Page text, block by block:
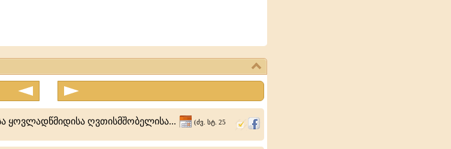
ყოვლადწმიდისა ღვთისმშობელისა...
(ძვ. სტ. 25